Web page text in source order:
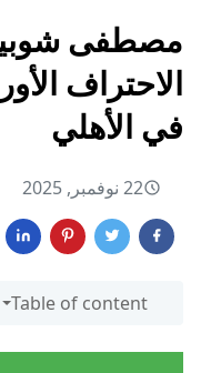
مصطفى
الاحتراف
في الأهلي
22 نوفمبر, 2025
Table of content